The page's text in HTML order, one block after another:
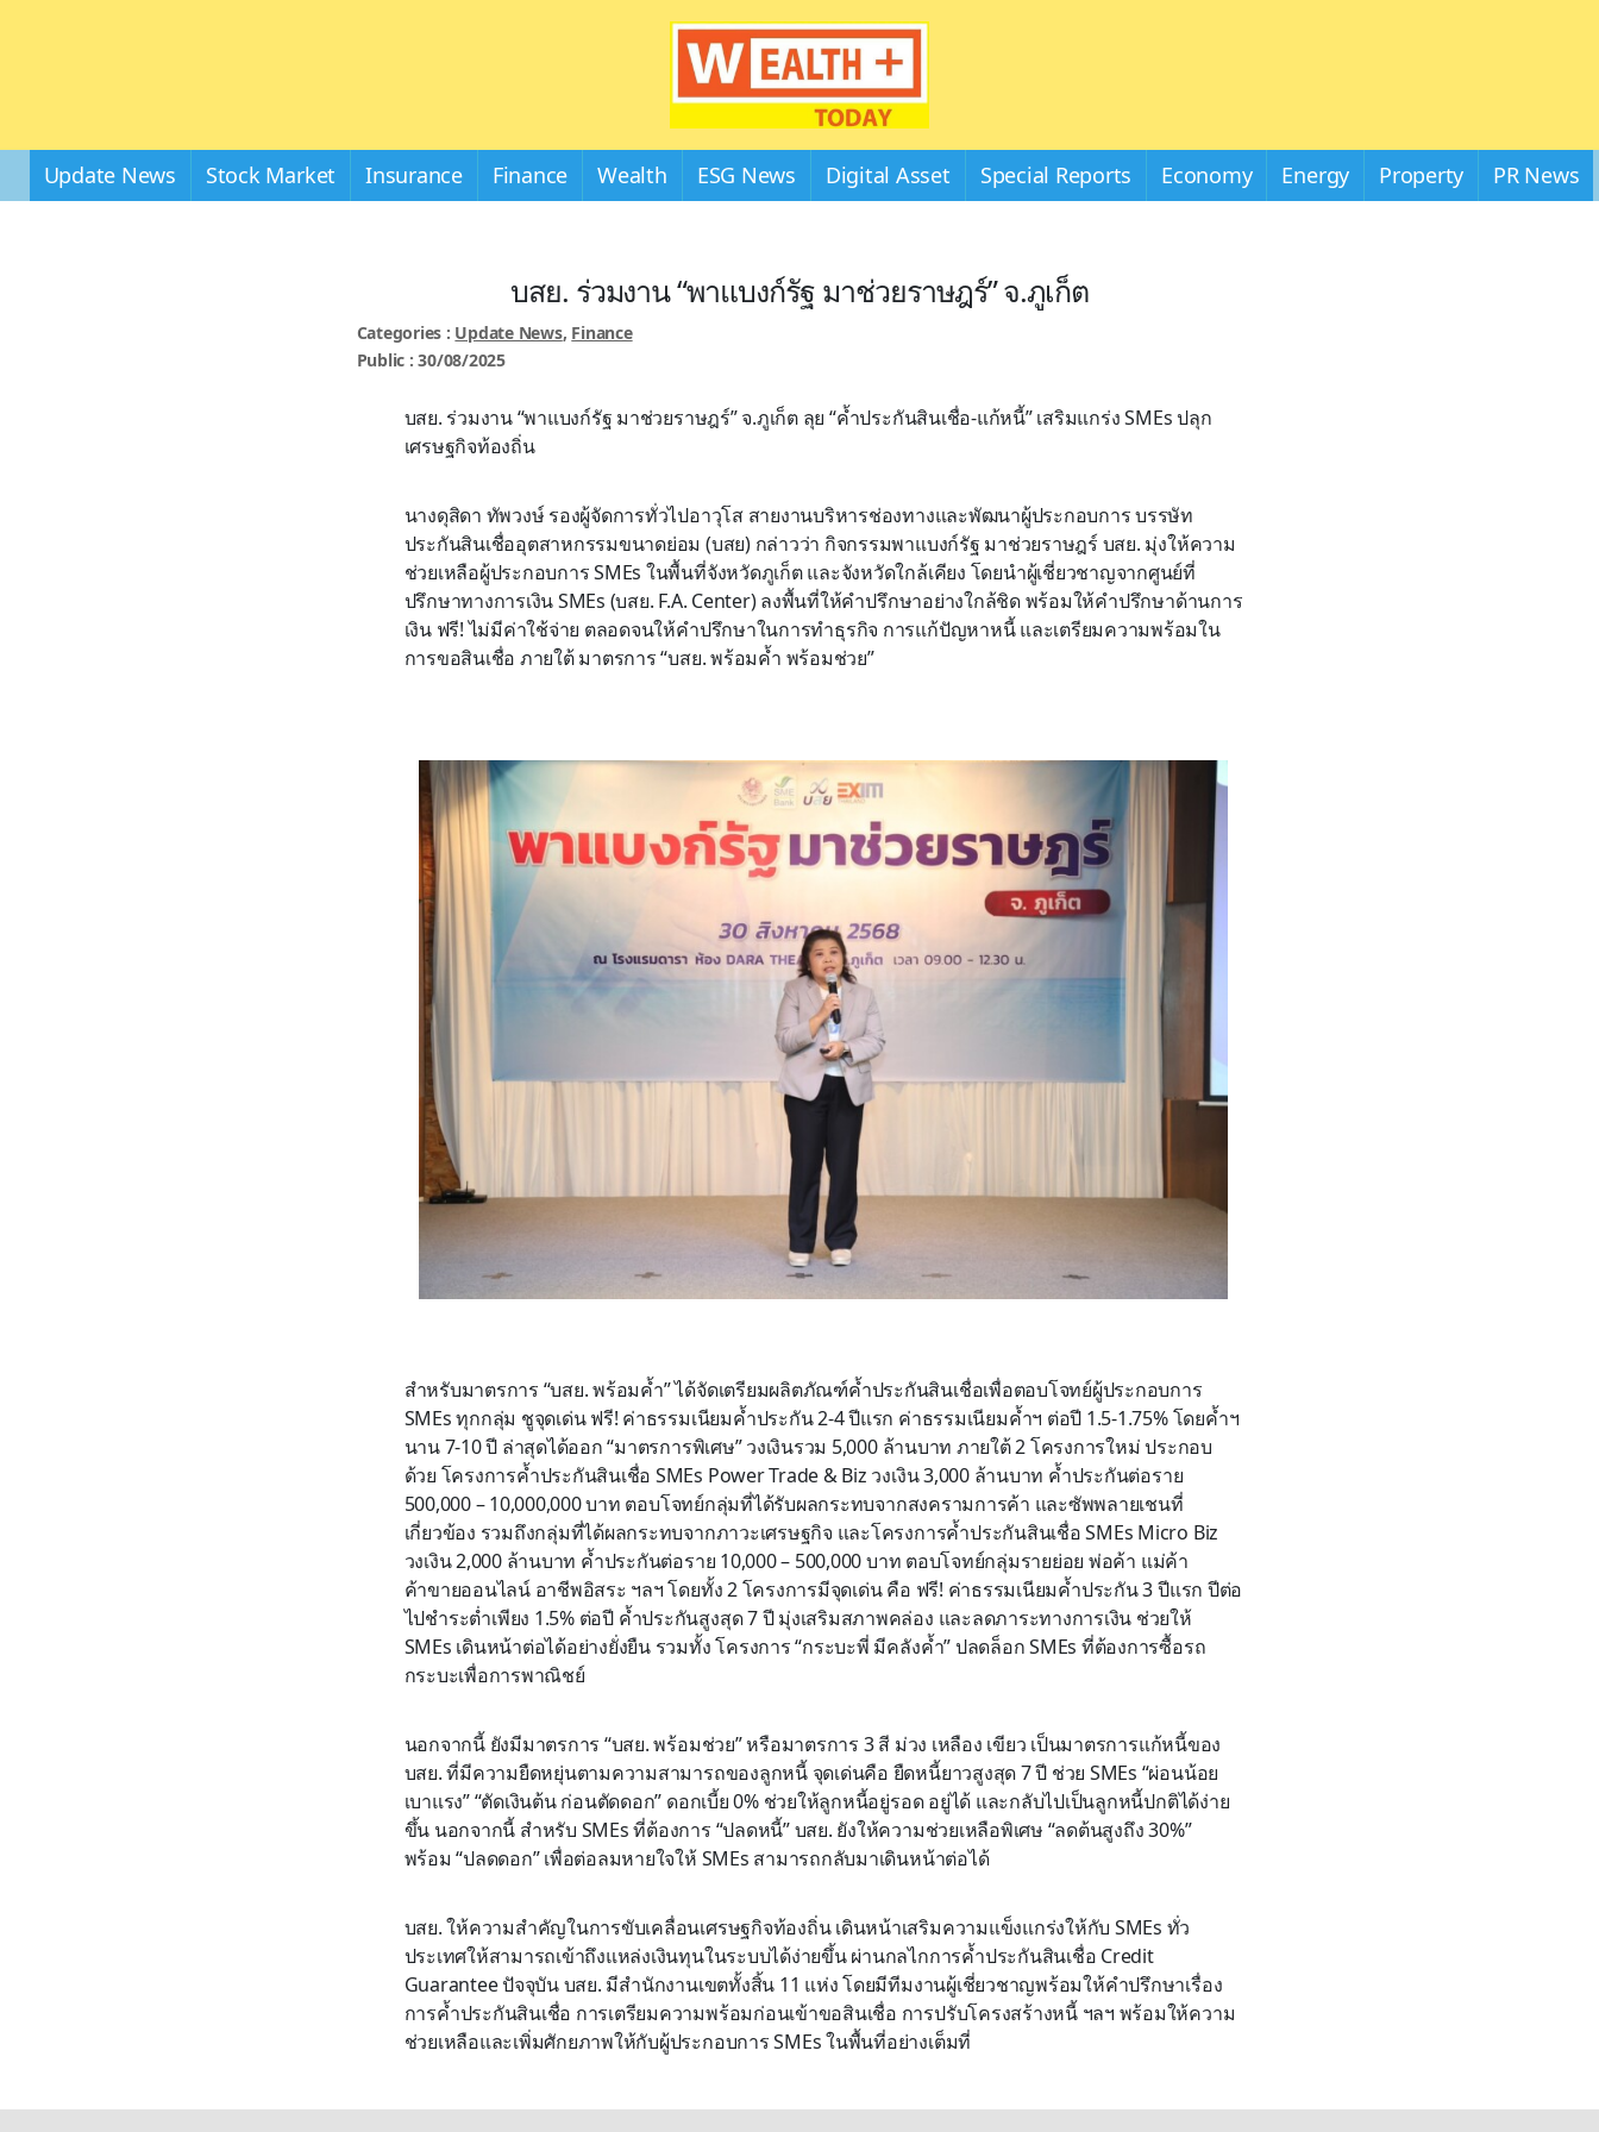
Update News Stock Market Insurance Finance Wealth ESG News Digital Asset Special Reports Economy Energy Property PR News
บสย. ร่วมงาน “พาแบงก์รัฐ มาช่วยราษฎร์” จ.ภูเก็ต
Categories : Update News, Finance
Public : 30/08/2025
บสย. ร่วมงาน “พาแบงก์รัฐ มาช่วยราษฎร์” จ.ภูเก็ต ลุย “ค้ำประกันสินเชื่อ-แก้หนี้” เสริมแกร่ง SMEs ปลุก
เศรษฐกิจท้องถิ่น
นางดุสิดา ทัพวงษ์ รองผู้จัดการทั่วไปอาวุโส สายงานบริหารช่องทางและพัฒนาผู้ประกอบการ บรรษัท
ประกันสินเชื่ออุตสาหกรรมขนาดย่อม (บสย) กล่าวว่า กิจกรรมพาแบงก์รัฐ มาช่วยราษฎร์ บสย. มุ่งให้ความ
ช่วยเหลือผู้ประกอบการ SMEs ในพื้นที่จังหวัดภูเก็ต และจังหวัดใกล้เคียง โดยนำผู้เชี่ยวชาญจากศูนย์ที่
ปรึกษาทางการเงิน SMEs (บสย. F.A. Center) ลงพื้นที่ให้คำปรึกษาอย่างใกล้ชิด พร้อมให้คำปรึกษาด้านการ
เงิน ฟรี! ไม่มีค่าใช้จ่าย ตลอดจนให้คำปรึกษาในการทำธุรกิจ การแก้ปัญหาหนี้ และเตรียมความพร้อมใน
การขอสินเชื่อ ภายใต้ มาตรการ “บสย. พร้อมค้ำ พร้อมช่วย”
สำหรับมาตรการ “บสย. พร้อมค้ำ” ได้จัดเตรียมผลิตภัณฑ์ค้ำประกันสินเชื่อเพื่อตอบโจทย์ผู้ประกอบการ
SMEs ทุกกลุ่ม ชูจุดเด่น ฟรี! ค่าธรรมเนียมค้ำประกัน 2-4 ปีแรก ค่าธรรมเนียมค้ำฯ ต่อปี 1.5-1.75% โดยค้ำฯ
นาน 7-10 ปี ล่าสุดได้ออก “มาตรการพิเศษ” วงเงินรวม 5,000 ล้านบาท ภายใต้ 2 โครงการใหม่ ประกอบ
ด้วย โครงการค้ำประกันสินเชื่อ SMEs Power Trade & Biz วงเงิน 3,000 ล้านบาท ค้ำประกันต่อราย
500,000 – 10,000,000 บาท ตอบโจทย์กลุ่มที่ได้รับผลกระทบจากสงครามการค้า และซัพพลายเชนที่
เกี่ยวข้อง รวมถึงกลุ่มที่ได้ผลกระทบจากภาวะเศรษฐกิจ และโครงการค้ำประกันสินเชื่อ SMEs Micro Biz
วงเงิน 2,000 ล้านบาท ค้ำประกันต่อราย 10,000 – 500,000 บาท ตอบโจทย์กลุ่มรายย่อย พ่อค้า แม่ค้า
ค้าขายออนไลน์ อาชีพอิสระ ฯลฯ โดยทั้ง 2 โครงการมีจุดเด่น คือ ฟรี! ค่าธรรมเนียมค้ำประกัน 3 ปีแรก ปีต่อ
ไปชำระต่ำเพียง 1.5% ต่อปี ค้ำประกันสูงสุด 7 ปี มุ่งเสริมสภาพคล่อง และลดภาระทางการเงิน ช่วยให้
SMEs เดินหน้าต่อได้อย่างยั่งยืน รวมทั้ง โครงการ “กระบะพี่ มีคลังค้ำ” ปลดล็อก SMEs ที่ต้องการซื้อรถ
กระบะเพื่อการพาณิชย์
นอกจากนี้ ยังมีมาตรการ “บสย. พร้อมช่วย” หรือมาตรการ 3 สี ม่วง เหลือง เขียว เป็นมาตรการแก้หนี้ของ
บสย. ที่มีความยืดหยุ่นตามความสามารถของลูกหนี้ จุดเด่นคือ ยืดหนี้ยาวสูงสุด 7 ปี ช่วย SMEs “ผ่อนน้อย
เบาแรง” “ตัดเงินต้น ก่อนตัดดอก” ดอกเบี้ย 0% ช่วยให้ลูกหนี้อยู่รอด อยู่ได้ และกลับไปเป็นลูกหนี้ปกติได้ง่าย
ขึ้น นอกจากนี้ สำหรับ SMEs ที่ต้องการ “ปลดหนี้” บสย. ยังให้ความช่วยเหลือพิเศษ “ลดต้นสูงถึง 30%”
พร้อม “ปลดดอก” เพื่อต่อลมหายใจให้ SMEs สามารถกลับมาเดินหน้าต่อได้
บสย. ให้ความสำคัญในการขับเคลื่อนเศรษฐกิจท้องถิ่น เดินหน้าเสริมความแข็งแกร่งให้กับ SMEs ทั่ว
ประเทศให้สามารถเข้าถึงแหล่งเงินทุนในระบบได้ง่ายขึ้น ผ่านกลไกการค้ำประกันสินเชื่อ Credit
Guarantee ปัจจุบัน บสย. มีสำนักงานเขตทั้งสิ้น 11 แห่ง โดยมีทีมงานผู้เชี่ยวชาญพร้อมให้คำปรึกษาเรื่อง
การค้ำประกันสินเชื่อ การเตรียมความพร้อมก่อนเข้าขอสินเชื่อ การปรับโครงสร้างหนี้ ฯลฯ พร้อมให้ความ
ช่วยเหลือและเพิ่มศักยภาพให้กับผู้ประกอบการ SMEs ในพื้นที่อย่างเต็มที่